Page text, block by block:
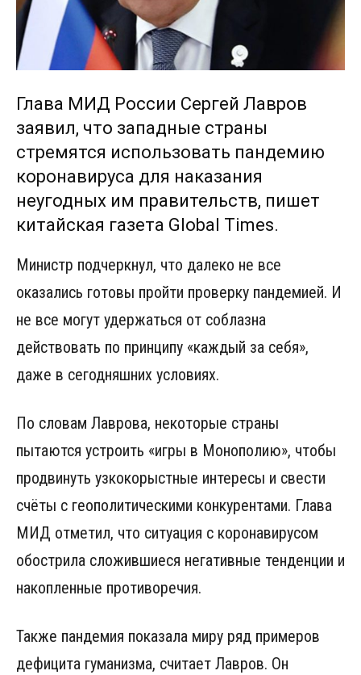
Глава МИД России Сергей Лавров
заявил, что западные страны
стремятся использовать пандемию
коронавируса для наказания
неугодных им правительств, пишет
китайская газета Global Times.
Министр подчеркнул, что далеко не все
оказались готовы пройти проверку пандемией. И
не все могут удержаться от соблазна
действовать по принципу «каждый за себя»,
даже в сегодняшних условиях.
По словам Лаврова, некоторые страны
пытаются устроить «игры в Монополию», чтобы
продвинуть узкокорыстные интересы и свести
счёты с геополитическими конкурентами. Глава
МИД отметил, что ситуация с коронавирусом
обострила сложившиеся негативные тенденции и
накопленные противоречия.
Также пандемия показала миру ряд примеров
дефицита гуманизма, считает Лавров. Он